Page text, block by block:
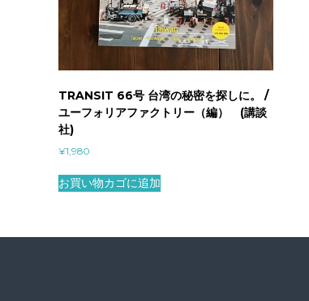
TRANSIT 66号 台湾の秘密を探しに。 /
ユーフォリアファクトリー（編） (講談
社)
¥1,980
お買い物カゴに追加